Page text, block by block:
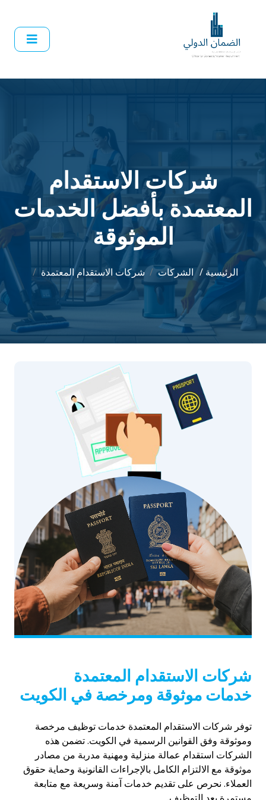
شركات الاستقدام
المعتمدة بأفضل الخدمات
الموثوقة
الرئيسية / الشركات شركات الاستقدام المعتمدة
شركات الاستقدام المعتمدة
خدمات موثوقة ومرخصة في الكويت
توفر شركات الاستقدام المعتمدة خدمات توظيف مرخصة
وموثوقة وفق القوانين الرسمية في الكويت. تضمن هذه
الشركات استقدام عمالة منزلية ومهنية مدربة من مصادر
موثوقة مع الالتزام الكامل بالإجراءات القانونية وحماية حقوق
العملاء. نحرص على تقديم خدمات آمنة وسريعة مع متابعة